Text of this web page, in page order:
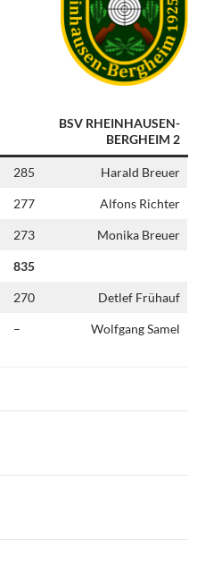
BSV RHEINHAUSEN-
BERGHEIM 2
285 Harald Breuer
277 Alfons Richter
273 Monika Breuer
835
270 Detlef Frühauf
– Wolfgang Samel